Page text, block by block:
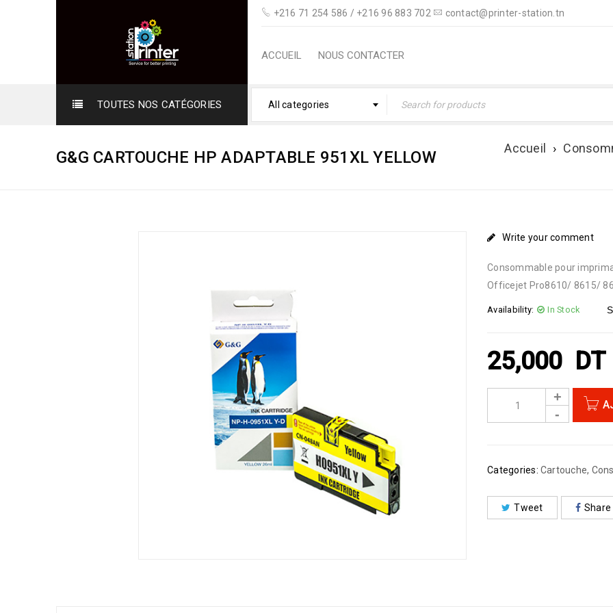
+216 71 254 586 / +216 96 883 702 contact@printer-station.tn
ACCUEIL NOUS CONTACTER
TOUTES NOS CATÉGORIES All categories
G&G CARTOUCHE HP ADAPTABLE 951XL YELLOW Accueil ›
Write your comment
Consommable pour
Officejet Pro8610/ 8615/
Availability: In Stock
25,000 DT
Categories: Cartouche,
Tweet Share